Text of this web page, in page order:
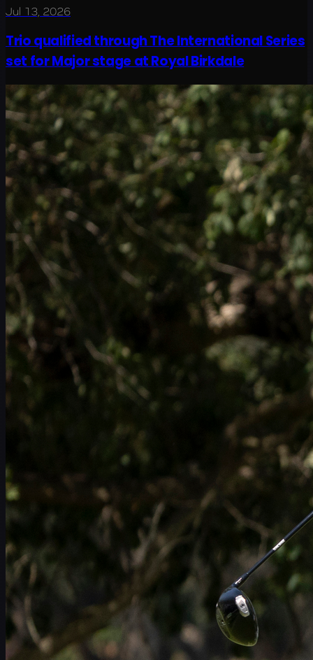
Jul 13, 2026
Trio qualified through The International Series
set for Major stage at Royal Birkdale